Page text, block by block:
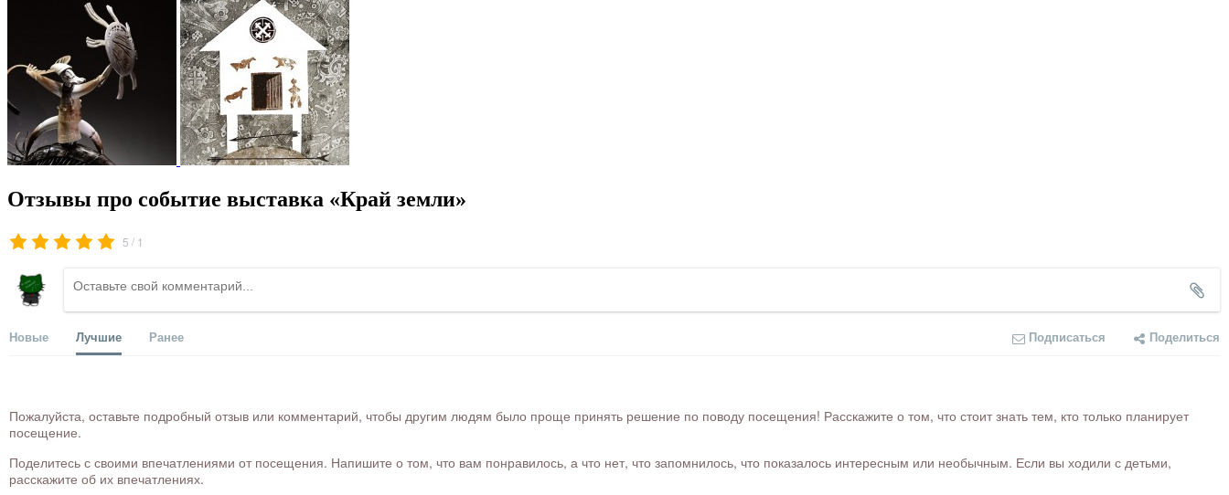
Отзывы про событие выставка «Край земли»
5 / 1
Новые Лучшие Ранее Подписаться Поделиться
Пожалуйста, оставьте подробный отзыв или комментарий, чтобы другим людям было проще принять решение по поводу посещения! Расскажите о том, что стоит знать тем, кто только планирует
посещение.
Поделитесь с своими впечатлениями от посещения. Напишите о том, что вам понравилось, а что нет, что запомнилось, что показалось интересным или необычным. Если вы ходили с детьми,
расскажите об их впечатлениях.